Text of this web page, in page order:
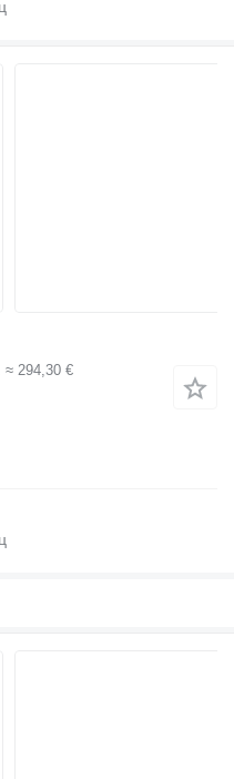
≈ 294,30 €